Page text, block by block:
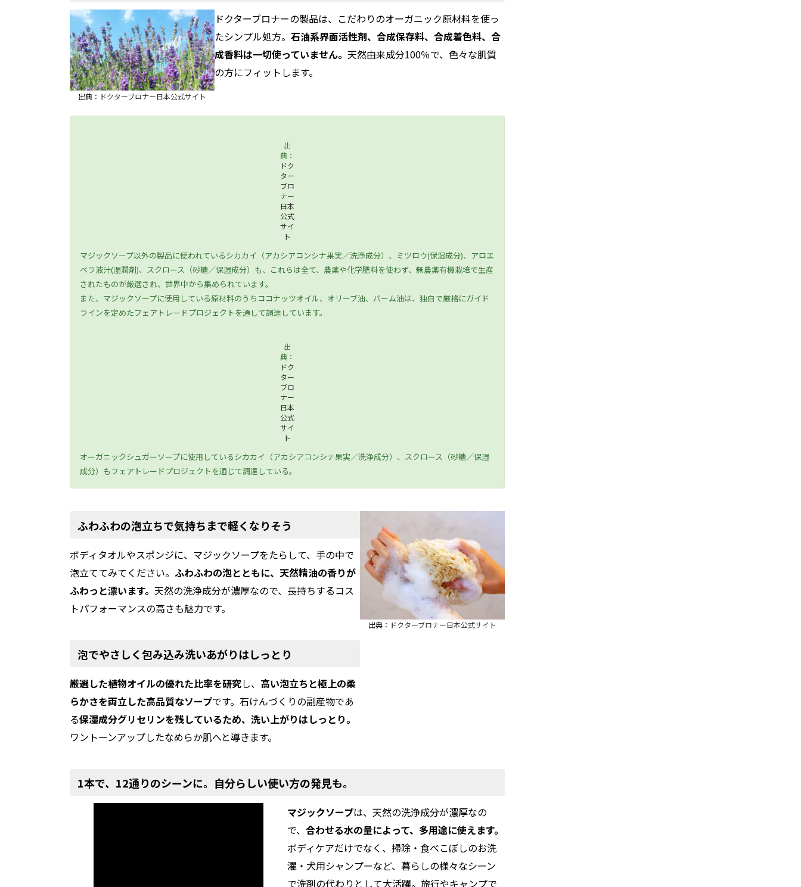
出典： ドクターブロナー日本公式サイト
ドクターブロナーの製品は、こだわりのオーガニック原材料を使っ
たシンプル処方。石油系界面活性剤、合成保存料、合成着色料、合
成香料は一切使っていません。天然由来成分100％で、色々な肌質
の方にフィットします。
出
典：
ドク
ター
ブロ
ナー
日本
公式
サイ
ト
マジックソープ以外の製品に使われているシカカイ（アカシアコンシナ果実／洗浄成分）、ミツロウ(保湿成分)、アロエ
ベラ液汁(湿潤剤)、スクロース（砂糖／保湿成分）も、これらは全て、農薬や化学肥料を使わず、無農薬有機栽培で生産
されたものが厳選され、世界中から集められています。
また、マジックソープに使用している原材料のうちココナッツオイル、オリーブ油、パーム油は、独自で厳格にガイド
ラインを定めたフェアトレードプロジェクトを通して調達しています。
出
典：
ドク
ター
ブロ
ナー
日本
公式
サイ
ト
オーガニックシュガーソープに使用しているシカカイ（アカシアコンシナ果実／洗浄成分）、スクロース（砂糖／保湿
成分）もフェアトレードプロジェクトを通じて調達している。
ふわふわの泡立ちで気持ちまで軽くなりそう
ボディタオルやスポンジに、マジックソープをたらして、手の中で
泡立ててみてください。ふわふわの泡とともに、天然精油の香りが
ふわっと漂います。天然の洗浄成分が濃厚なので、長持ちするコス
トパフォーマンスの高さも魅力です。
泡でやさしく包み込み洗いあがりはしっとり
厳選した植物オイルの優れた比率を研究し、 高い泡立ちと極上の柔
らかさを両立した高品質なソープです。石けんづくりの副産物であ
る保湿成分グリセリンを残しているため、洗い上がりはしっとり。
ワントーンアップしたなめらか肌へと導きます。
出典： ドクターブロナー日本公式サイト
1本で、12通りのシーンに。自分らしい使い方の発見も。
マジックソープは、天然の洗浄成分が濃厚なの
で、合わせる水の量によって、多用途に使えます。
ボディケアだけでなく、掃除・食べこぼしのお洗
濯・犬用シャンプーなど、暮らしの様々なシーン
で洗剤の代わりとして大活躍。旅行やキャンプで